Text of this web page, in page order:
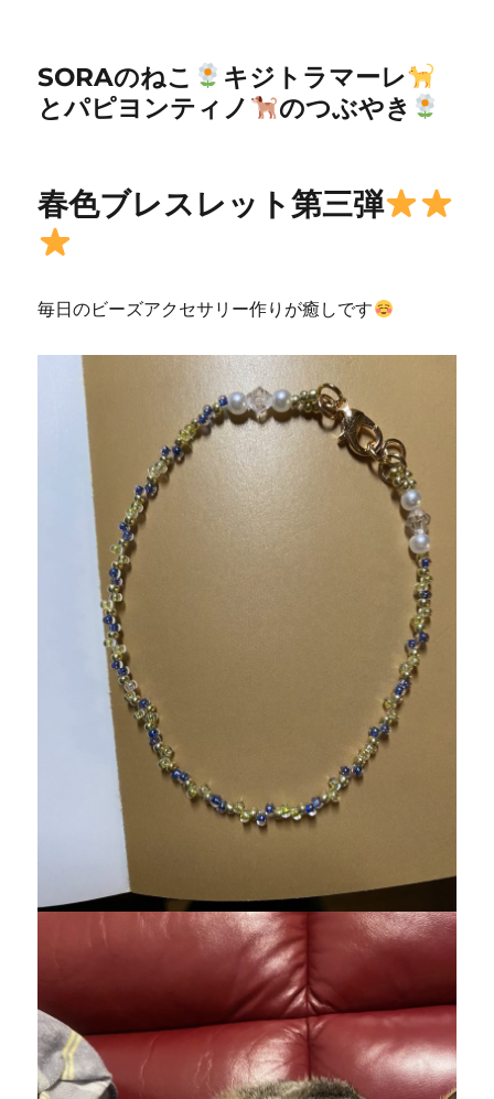
SORAのねこ
キジトラマーレ
とパピヨンティノ
のつぶやき
春色ブレスレット第三弾
毎日のビーズアクセサリー作りが癒しです